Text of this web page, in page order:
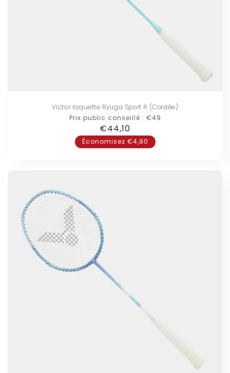
Victor raquette Ryuga Sport R (Cordée)
Prix public conseillé : €49
Prix
habituel
€44,10
Économisez €4,90